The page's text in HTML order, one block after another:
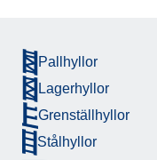
Pallhyllor
Lagerhyllor
Grenställhyllor
Stålhyllor